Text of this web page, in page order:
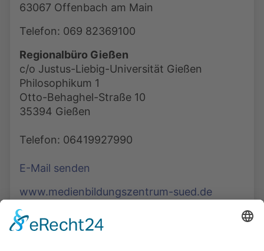
63067 Offenbach am Main
Telefon: 069 82369100
Regionalbüro Gießen
c/o Justus-Liebig-Universität Gießen
Philosophikum 1
Otto-Behaghel-Straße 10
35394 Gießen
Telefon: 06419927990
E-Mail senden
www.medienbildungszentrum-sued.de